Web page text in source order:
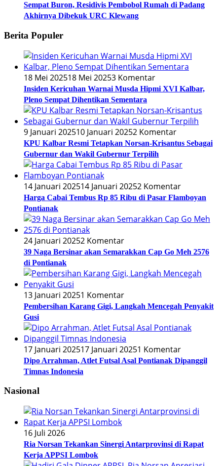
Sempat Buron, Residivis Pembobol Rumah di Padang
Akhirnya Dibekuk URC Klewang
Berita Populer
18 Mei 202518 Mei 20253 Komentar
Insiden Kericuhan Warnai Musda Hipmi XVI Kalbar,
Pleno Sempat Dihentikan Sementara
9 Januari 202510 Januari 20252 Komentar
KPU Kalbar Resmi Tetapkan Norsan-Krisantus Sebagai
Gubernur dan Wakil Gubernur Terpilih
14 Januari 202514 Januari 20252 Komentar
Harga Cabai Tembus Rp 85 Ribu di Pasar Flamboyan
Pontianak
24 Januari 20252 Komentar
39 Naga Bersinar akan Semarakkan Cap Go Meh 2576
di Pontianak
13 Januari 20251 Komentar
Pembersihan Karang Gigi, Langkah Mencegah Penyakit
Gusi
17 Januari 202517 Januari 20251 Komentar
Dipo Arrahman, Atlet Futsal Asal Pontianak Dipanggil
Timnas Indonesia
Nasional
16 Juli 2026
Ria Norsan Tekankan Sinergi Antarprovinsi di Rapat
Kerja APPSI Lombok